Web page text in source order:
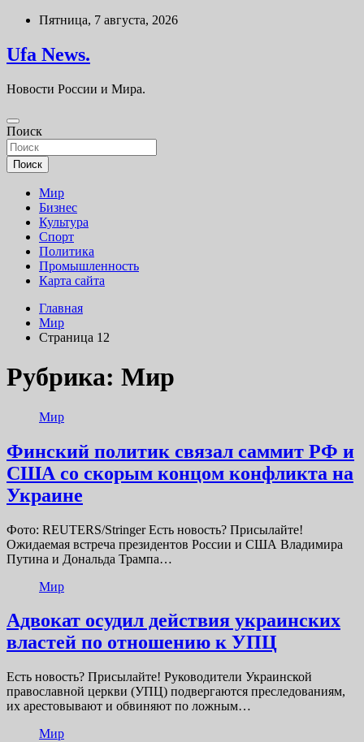
Перейти
содержимому
Пятница, 7 августа, 2026
Ufa News.
Новости России и Мира.
Поиск
Поиск
Мир
Бизнес
Культура
Спорт
Политика
Промышленность
Карта сайта
Главная
Мир
Страница 12
Рубрика: Мир
Мир
Финский политик связал саммит РФ и
США со скорым концом конфликта на
Украине
Фото: REUTERS/Stringer Есть новость? Присылайте!
Ожидаемая встреча президентов России и США Владимира
Путина и Дональда Трампа…
Мир
Адвокат осудил действия украинских
властей по отношению к УПЦ
Есть новость? Присылайте! Руководители Украинской
православной церкви (УПЦ) подвергаются преследованиям,
их арестовывают и обвиняют по ложным…
Мир